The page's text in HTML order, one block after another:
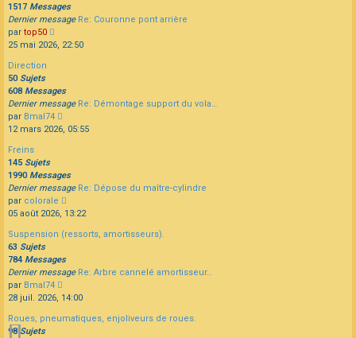
1517 Messages
Dernier message Re: Couronne pont arrière
par top50
le
25 mai 2026, 22:50
Direction
50 Sujets
608 Messages
Dernier message Re: Démontage support du vola…
par Bmal74
le
12 mars 2026, 05:55
Freins
145 Sujets
1990Messages
Dernier message Re: Dépose du maître-cylindre
par colorale
le
message
05 août 2026, 13:22
Suspension (ressorts, amortisseurs).
63 Sujets
784 Messages
Dernier message Re: Arbre cannelé amortisseur…
par Bmal74
le
message
28 juil. 2026, 14:00
Roues, pneumatiques, enjoliveurs de roues.
98 Sujets